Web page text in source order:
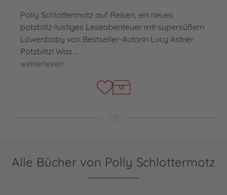
Polly Schlottermotz auf Reisen, ein neues
potzblitz-lustiges Leseabenteuer mit supersüßem
Löwenbaby von Bestseller-Autorin Lucy Astner
Potzblitz! Was …
Das ist ja der Brüller!
weiterlesen
Alle Bücher von Polly Schlottermotz